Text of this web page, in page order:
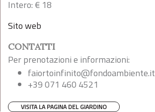
Intero: € 18
Sito web
CONTATTI
Per prenotazioni e informazioni:
faiortoinfinito@fondoambiente.it
+39 071 460 4521
VISITA LA PAGINA DEL GIARDINO